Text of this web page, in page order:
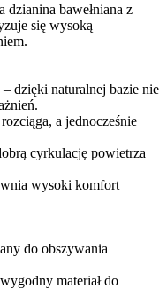
dzianina bawełniana z
się wysoką
dzięki naturalnej bazie nie
a jednocześnie
cyrkulację powietrza
wysoki komfort
do obszywania
materiał do